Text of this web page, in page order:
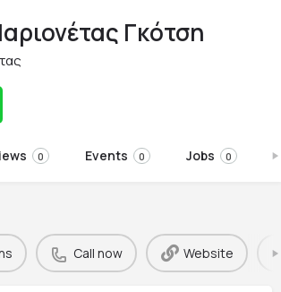
Γκότση
0 Events 0 Jobs 0
Call now Website